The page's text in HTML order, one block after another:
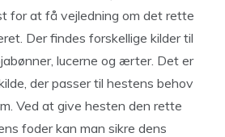
for at få vejledning om det rette
Der findes forskellige kilder til
lucerne og ærter. Det er
der passer til hestens behov
Ved at give hesten den rette
foder kan man sikre dens